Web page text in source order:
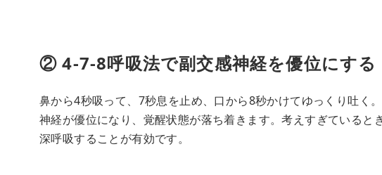
② 4-7-8呼吸法で副交感神経を優位にする
鼻から4秒吸って、7秒息を止め、口から8秒かけてゆっくり吐く
神経が優位になり、覚醒状態が落ち着きます。考えすぎていると
深呼吸することが有効です。